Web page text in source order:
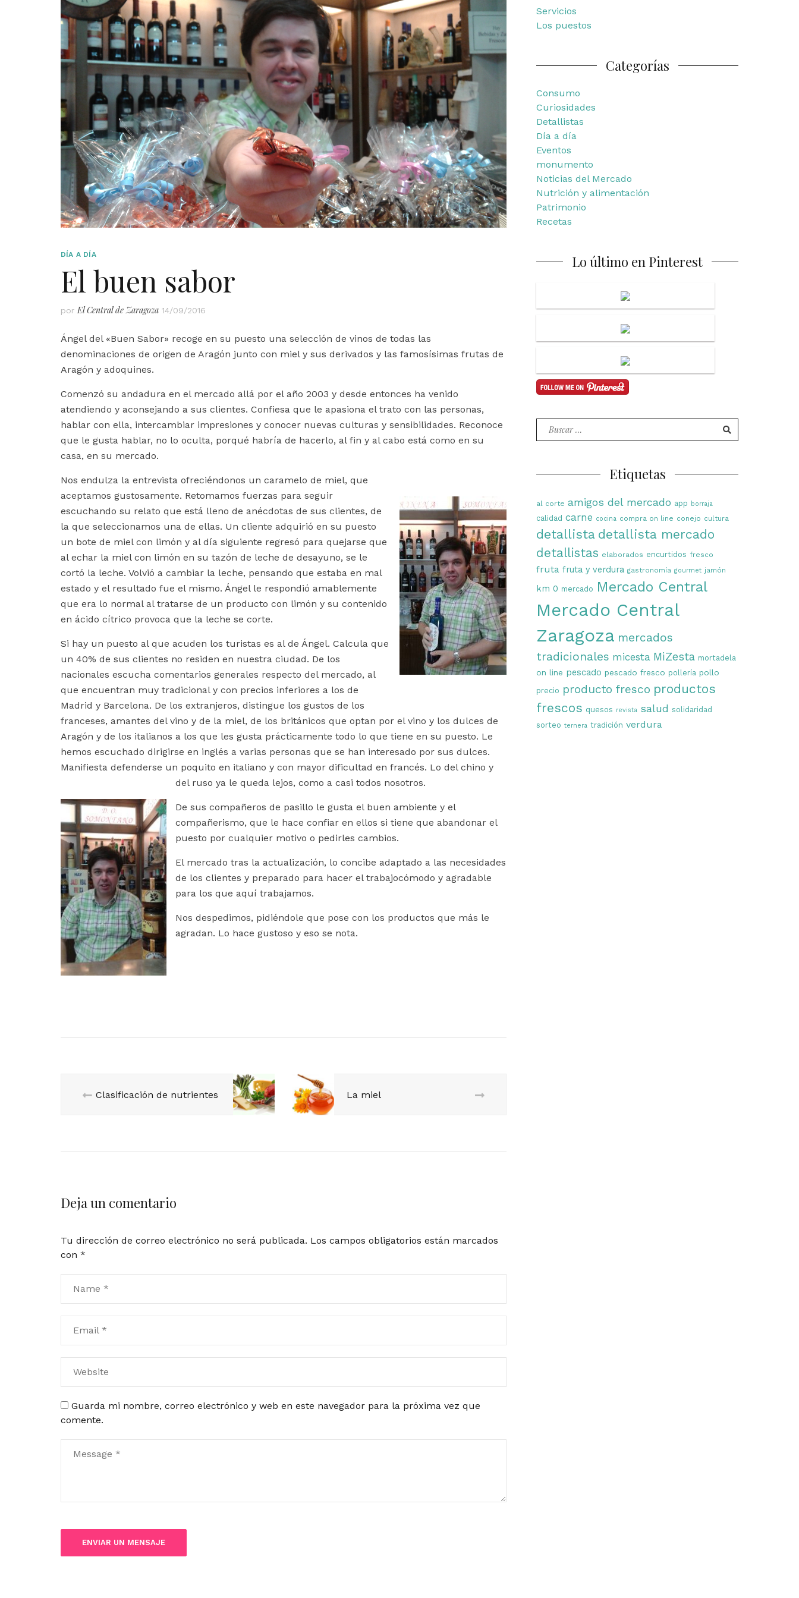
DÍA A DÍA
El buen sabor
por El Central de Zaragoza 14/09/2016
Ángel del «Buen Sabor» recoge en su puesto una selección de vinos de todas las
denominaciones de origen de Aragón junto con miel y sus derivados y las famosísimas frutas de
Aragón y adoquines.
Comenzó su andadura en el mercado allá por el año 2003 y desde entonces ha venido
atendiendo y aconsejando a sus clientes. Confiesa que le apasiona el trato con las personas,
hablar con ella, intercambiar impresiones y conocer nuevas culturas y sensibilidades. Reconoce
que le gusta hablar, no lo oculta, porqué habría de hacerlo, al fin y al cabo está como en su
casa, en su mercado.
Nos endulza la entrevista ofreciéndonos un caramelo de miel, que
aceptamos gustosamente. Retomamos fuerzas para seguir
escuchando su relato que está lleno de anécdotas de sus clientes, de
la que seleccionamos una de ellas. Un cliente adquirió en su puesto
un bote de miel con limón y al día siguiente regresó para quejarse que
al echar la miel con limón en su tazón de leche de desayuno, se le
cortó la leche. Volvió a cambiar la leche, pensando que estaba en mal
estado y el resultado fue el mismo. Ángel le respondió amablemente
que era lo normal al tratarse de un producto con limón y su contenido
en ácido cítrico provoca que la leche se corte.
Si hay un puesto al que acuden los turistas es al de Ángel. Calcula que
un 40% de sus clientes no residen en nuestra ciudad. De los
nacionales escucha comentarios generales respecto del mercado, al
que encuentran muy tradicional y con precios inferiores a los de
Madrid y Barcelona. De los extranjeros, distingue los gustos de los
franceses, amantes del vino y de la miel, de los británicos que optan por el vino y los dulces de
Aragón y de los italianos a los que les gusta prácticamente todo lo que tiene en su puesto. Le
hemos escuchado dirigirse en inglés a varias personas que se han interesado por sus dulces.
Manifiesta defenderse un poquito en italiano y con mayor dificultad en francés. Lo del chino y
del ruso ya le queda lejos, como a casi todos nosotros.
De sus compañeros de pasillo le gusta el buen ambiente y el
compañerismo, que le hace confiar en ellos si tiene que abandonar el
puesto por cualquier motivo o pedirles cambios.
El mercado tras la actualización, lo concibe adaptado a las necesidades
de los clientes y preparado para hacer el trabajocómodo y agradable
para los que aquí trabajamos.
Nos despedimos, pidiéndole que pose con los productos que más le
agradan. Lo hace gustoso y eso se nota.
Clasificación de nutrientes La miel
Deja un comentario
Tu dirección de correo electrónico no será publicada. Los campos obligatorios están marcados
con *
Guarda mi nombre, correo electrónico y web en este navegador para la próxima vez que
comente.
Servicios
Los puestos
Categorías
Consumo
Curiosidades
Detallistas
Día a día
Eventos
monumento
Noticias del Mercado
Nutrición y alimentación
Patrimonio
Recetas
Lo último en Pinterest
Buscar
por:
Etiquetas
al corte amigos del mercado app borraja
calidad carne cocina compra on line conejo cultura
detallista detallista mercado
detallistas elaborados encurtidos fresco
fruta fruta y verdura gastronomía gourmet jamón
km 0 mercado Mercado Central
Mercado Central
Zaragoza mercados
tradicionales micesta MiZesta mortadela
on line pescado pescado fresco pollería pollo
precio producto fresco productos
frescos quesos revista salud solidaridad
sorteo ternera tradición verdura